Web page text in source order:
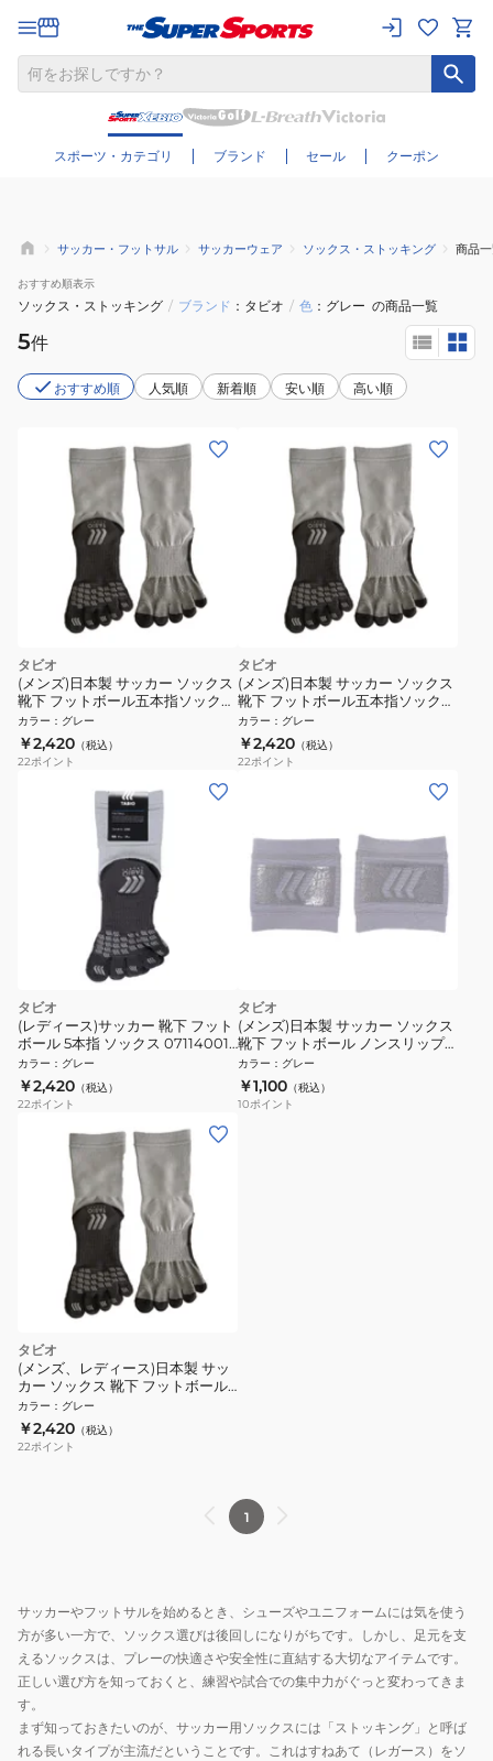
スポーツ・カテゴリ ブランド セール クーポン
さらに絞り込む
サッカー・フットサル サッカーウェア ソックス・ストッキング 商品
おすすめ順表示
ソックス・ストッキング / ブランド タビオ / 色 グレー の商品一覧
5件
おすすめ順 人気順 新着順 安い順 高い順
タビオ
(メンズ)日本製 サッカー ソックス
靴下 フットボール五本指ソックス
072140014 11 速乾 25-27cm
カラー ： グレー
￥2,420 （税込）
22ポイント
タビオ
(メンズ)日本製 サッカー ソックス
靴下 フットボール五本指ソックス
072141014 11 速乾 27-29cm
カラー ： グレー
￥2,420 （税込）
22ポイント
タビオ
(レディース)サッカー 靴下 フット
ボール 5本指 ソックス 071140011
11 速乾 21-23cm
カラー ： グレー
￥2,420 （税込）
22ポイント
タビオ
(メンズ)日本製 サッカー ソックス
靴下 フットボール ノンスリップ
バンド 072190004 11
カラー ： グレー
￥1,100 （税込）
10ポイント
タビオ
(メンズ、レディース)日本製 サッ
カー ソックス 靴下 フットボール
五本指ソックス 071140014 11 速
乾 23-25cm
カラー ： グレー
￥2,420 （税込）
22ポイント
1
サッカーやフットサルを始めるとき、シューズやユニフォームには気を使う
方が多い一方で、ソックス選びは後回しになりがちです。しかし、足元を支
えるソックスは、プレーの快適さや安全性に直結する大切なアイテムです。
正しい選び方を知っておくと、練習や試合での集中力がぐっと変わってきま
す。
まず知っておきたいのが、サッカー用ソックスには「ストッキング」と呼ば
れる長いタイプが主流だということです。これはすねあて（レガース）をソ